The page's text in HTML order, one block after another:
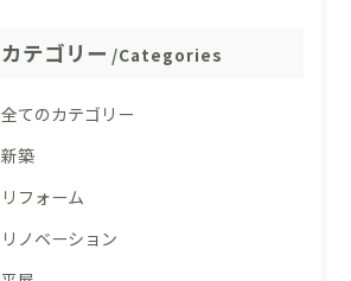
カテゴリー Categories
全てのカテゴリー
新築
リフォーム
リノベーション